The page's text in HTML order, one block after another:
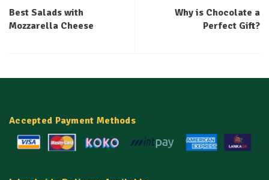
Best Salads with
Mozzarella Cheese
Why is Chocolate a
Perfect Gift?
Accepted Payment Methods